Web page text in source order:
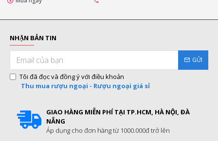
NHẬN BẢN TIN
GỬI
Tôi đã đọc và đồng ý với điều khoản
Thu mua rượu ngoại - Rượu ngoại giá sỉ
GIAO HÀNG MIỄN PHÍ TẠI TP.HCM, HÀ NỘI, ĐÀ
NẴNG
Áp dụng cho đơn hàng từ 1000.000đ trở lên